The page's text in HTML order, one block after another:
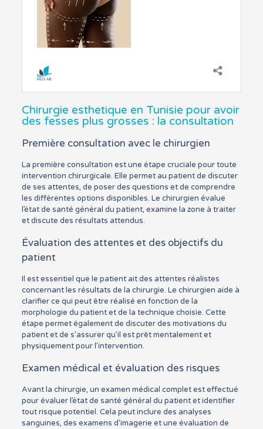
Chirurgie esthetique en Tunisie pour avoir
des fesses plus grosses : la consultation
Première consultation avec le chirurgien
La première consultation est une étape cruciale pour toute
intervention chirurgicale. Elle permet au patient de discuter
de ses attentes, de poser des questions et de comprendre
les différentes options disponibles. Le chirurgien évalue
l’état de santé général du patient, examine la zone à traiter
et discute des résultats attendus.
Évaluation des attentes et des objectifs du
patient
Il est essentiel que le patient ait des attentes réalistes
concernant les résultats de la chirurgie. Le chirurgien aide à
clarifier ce qui peut être réalisé en fonction de la
morphologie du patient et de la technique choisie. Cette
étape permet également de discuter des motivations du
patient et de s’assurer qu’il est prêt mentalement et
physiquement pour l’intervention.
Examen médical et évaluation des risques
Avant la chirurgie, un examen médical complet est effectué
pour évaluer l’état de santé général du patient et identifier
tout risque potentiel. Cela peut inclure des analyses
sanguines, des examens d’imagerie et une évaluation de